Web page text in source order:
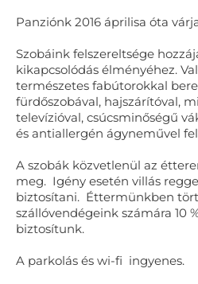
Panziónk 2016 áprilisa óta
Szobáink felszereltsége
kikapcsolódás élményéhez.
természetes fabútorokkal
fürdőszobával, hajszárítóval,
televízióval, csúcsminőségű
és antiallergén ágyneművel
A szobák közvetlenül az
meg. Igény esetén villás
biztosítani. Éttermünkben
szállóvendégeink számára 10
biztosítunk.
A parkolás és wi-fi ingyenes.